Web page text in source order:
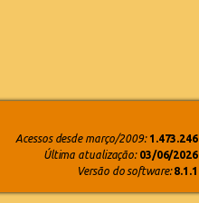
Acessos desde março/2009: 1.473.246
Última atualização: 03/06/2026
Versão do software: 8.1.1